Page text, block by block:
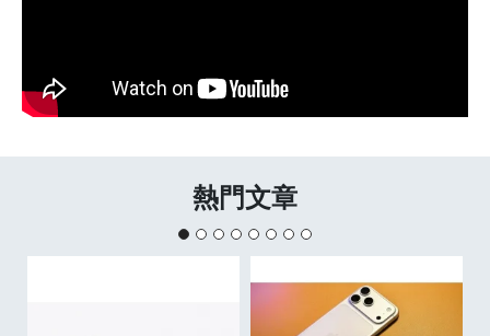
熱門文章